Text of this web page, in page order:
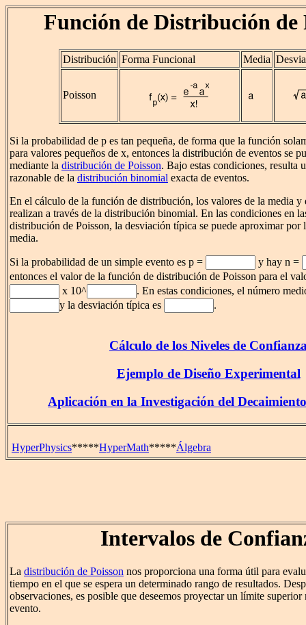
Función de Distribución de
Distribución Forma Funcional Media
Poisson
Si la probabilidad de p es tan pequeña, de forma que la función
para valores pequeños de x, entonces la distribución de eventos se
mediante la distribución de Poisson. Bajo estas condiciones, resulta
razonable de la distribución binomial exacta de eventos.
En el cálculo de la función de distribución, los valores de la media y
realizan a través de la distribución binomial. En las condiciones en
distribución de Poisson, la desviación típica se puede aproximar por
media.
Si la probabilidad de un simple evento es p =
y hay n =
entonces el valor de la función de distribución de Poisson para el
x 10^
. En estas condiciones, el número
y la desviación típica es
.
Cálculo de los Niveles de
Ejemplo de Diseño Experimental
Aplicación en la Investigación del
HyperPhysics*****HyperMath*****Álgebra
Intervalos de
La distribución de Poisson nos proporciona una forma útil para
tiempo en el que se espera un determinado rango de resultados.
observaciones, es posible que deseemos proyectar un límite
evento.